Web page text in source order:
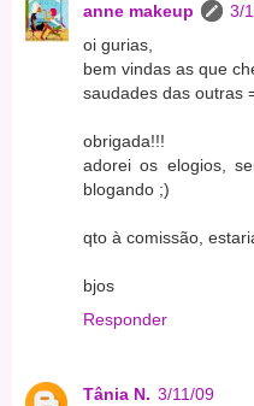
anne makeup
3/
oi gurias,
bem vindas as que
saudades das outras
obrigada!!!
adorei os elogios,
blogando ;)
qto à comissão,
bjos
Responder
Tânia N. 3/11/09